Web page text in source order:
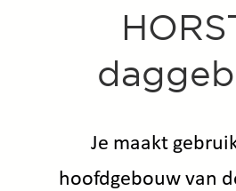
Je maakt
hoofdgebouw van